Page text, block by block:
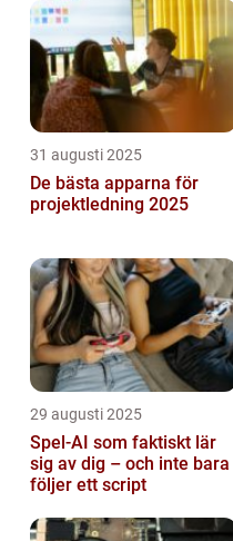
31 augusti 2025
De bästa apparna för
projektledning 2025
29 augusti 2025
Spel-AI som faktiskt lär
sig av dig – och inte bara
följer ett script